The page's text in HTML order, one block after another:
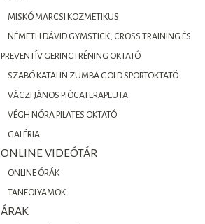
MISKÓ MARCSI KOZMETIKUS
NÉMETH DÁVID GYMSTICK, CROSS TRAINING ÉS
PREVENTÍV GERINCTRÉNING OKTATÓ
SZABÓ KATALIN ZUMBA GOLD SPORTOKTATÓ
VÁCZI JÁNOS PIÓCATERAPEUTA
VÉGH NÓRA PILATES OKTATÓ
GALÉRIA
ONLINE VIDEÓTÁR
ONLINE ÓRÁK
TANFOLYAMOK
ÁRAK